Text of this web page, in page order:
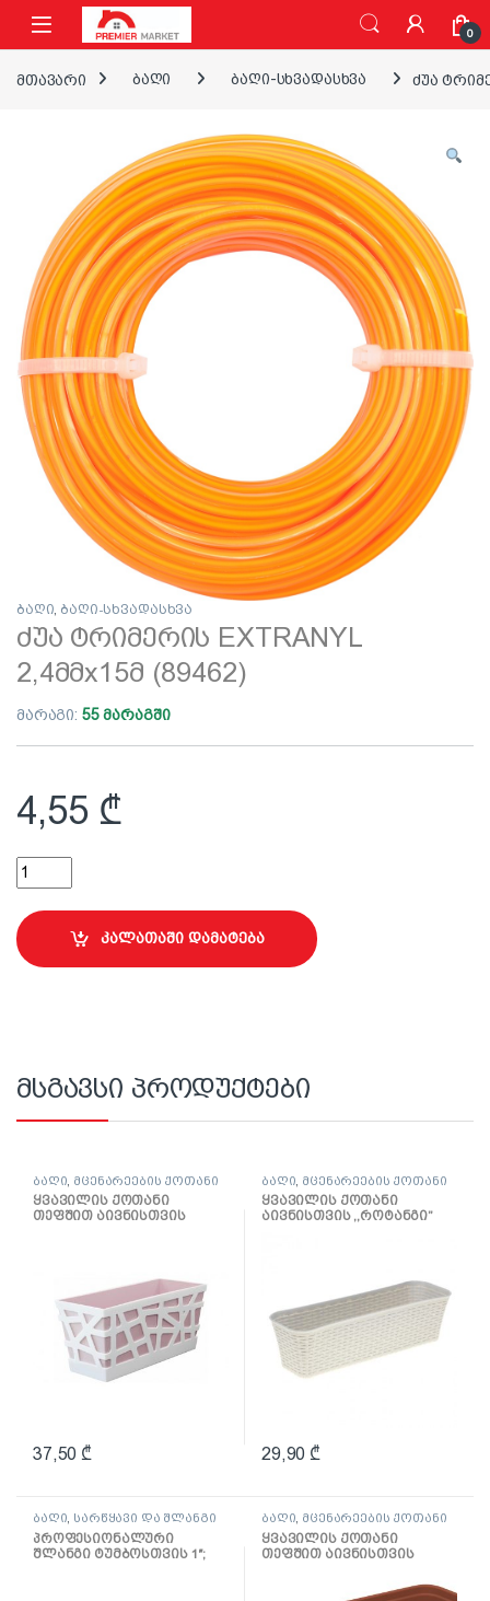
ნავიგაციაზე გადასვლა
შინაარსზე გადასვლა
0
მთავარი ბაღი ბაღი-სხვადასხვა ძუა
ბაღი ბაღი-სხვადასხვა
ძუა ტრიმერის EXTRANYL
2,4მმх15მ (89462)
მარაგი: 55 მარაგში
4,55 ₾
ძუა ტრიმერის EXTRANYL 2,4მმх15მ (89462) quantity
კალათაში დამატება
მსგავსი პროდუქტები
ბაღი მცენარეების ქოთანი
ყვავილის ქოთანი
თეფშით აივნისთვის
37,50 ₾
ბაღი მცენარეების ქოთანი
ყვავილის ქოთანი
აივნისთვის ,,როტანგი”
29,90 ₾
ბაღი, სარწყავი და შლანგი
პროფესიონალური
შლანგი ტუმბოსთვის 1″;
ბაღი, მცენარეების ქოთანი
ყვავილის ქოთანი
თეფშით აივნისთვის